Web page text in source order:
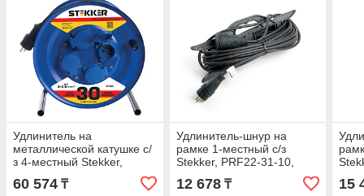
Удлинитель на
металлической катушке с/
з 4-местный Stekker,
PRF02-41-30, 30м, 3*2,5,
серия Professional, синий
60 574 ₸
Удлинитель-шнур на
рамке 1-местный c/з
Stekker, PRF22-31-10,
10м, 3*1,5, серия
Professional, черный
12 678₸ 15